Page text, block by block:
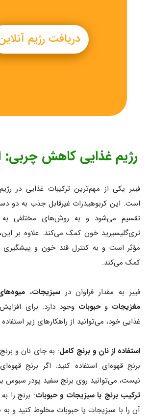
دریافت رژیم
رژیم غذایی کاهش چربی:
فیبر یکی از مهم‌ترین ترکیبات غذایی در
است. این کربوهیدرات غیرقابل جذب به دو
تقسیم می‌شود و به روش‌های مختلفی
تری‌گلیسیرید خون کمک می‌کند. علاوه بر
مؤثر است و به کنترل قند خون و پیشگیری
کمک می‌کند.
فیبر به مقدار فراوان درسبزیجات،
مغزیجات وحبوباتوجود دارد. برای
غذایی خود، می‌توانید از راهکارهای زیر
استفاده از نان و برنج کامل: به جای نان و
برنج قهوه‌ای استفاده کنید. اگر برنج
نیست، می‌توانید روی برنج سفید پودر سبوس
ترکیب برنج با سبزیجات و حبوبات: برنج را
آن را با سبزیجات یا حبوبات مخلوط کنید و